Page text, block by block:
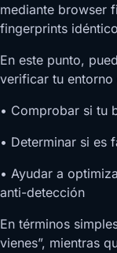
mediante browser
fingerprints
En este punto,
verificar tu entorno
• Comprobar si tu
• Determinar si es
• Ayudar a
anti-detección
En términos
vienes”, mientras